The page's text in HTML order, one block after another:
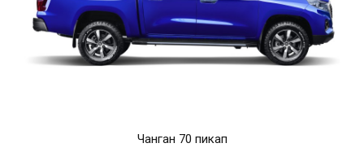
Чанган 70 пикап